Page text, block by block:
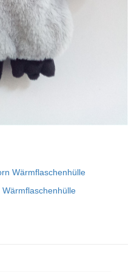
Wärmflaschenhülle